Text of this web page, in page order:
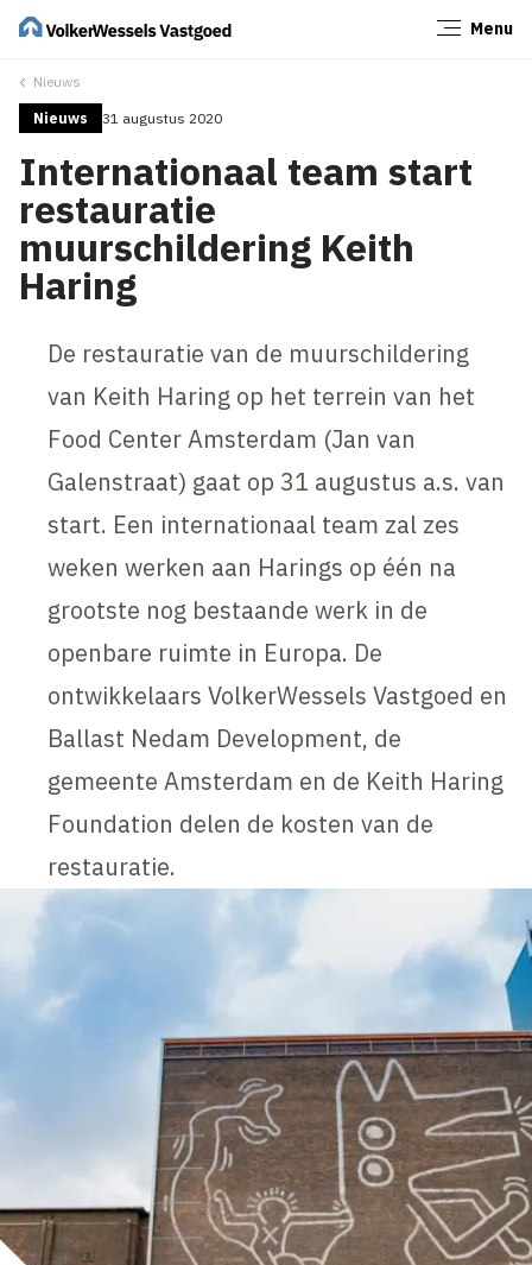
Menu
Nieuws
Nieuws 31 augustus 2020
Internationaal team start
restauratie
muurschildering Keith
Haring
De restauratie van de muurschildering
van Keith Haring op het terrein van het
Food Center Amsterdam (Jan van
Galenstraat) gaat op 31 augustus a.s. van
start. Een internationaal team zal zes
weken werken aan Harings op één na
grootste nog bestaande werk in de
openbare ruimte in Europa. De
ontwikkelaars VolkerWessels Vastgoed en
Ballast Nedam Development, de
gemeente Amsterdam en de Keith Haring
Foundation delen de kosten van de
restauratie.
Sluiten